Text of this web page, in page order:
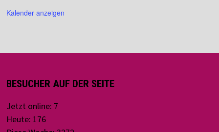
Kalender anzeigen
BESUCHER AUF DER SEITE
Jetzt online: 7
Heute: 176